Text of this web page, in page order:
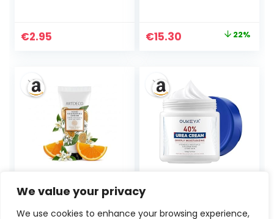
We value your privacy
We use cookies to enhance your browsing experience,
und raue Hände,
und Sheabutter,
100 ml
€2.95
trockene Haut
Ursprünglicher
€19.50
€15.30 Aktueller22%
Nourishing Cream
für Fuß und Hände,